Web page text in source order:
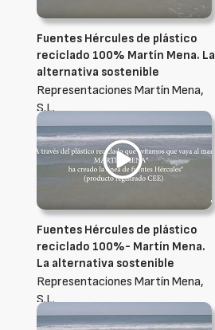
Fuentes Hércules de plástico
reciclado 100% Martín Mena. La
alternativa sostenible
Representaciones Martín Mena,
S.L.
Fuentes Hércules de plástico
reciclado 100%- Martín Mena.
La alternativa sostenible
Representaciones Martín Mena,
S.L.